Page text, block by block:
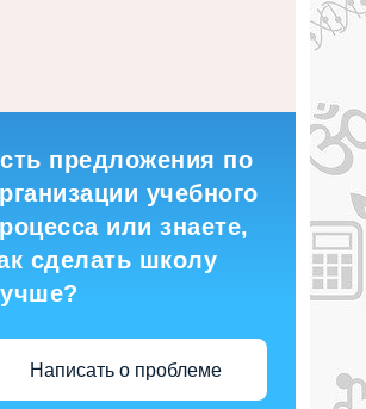
предложения по
учебного
или знаете,
сделать школу
Написать о проблеме